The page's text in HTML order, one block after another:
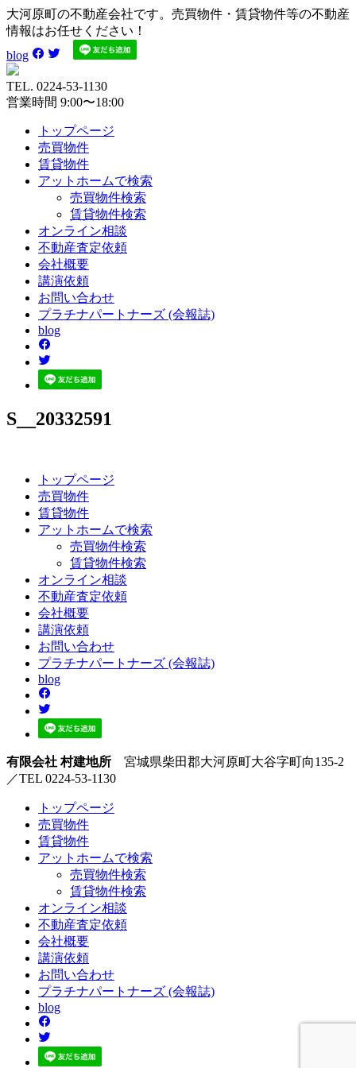
大河原町の不動産会社です。売買物件・賃貸物件等の不動産
情報はお任せください！
blog
TEL. 0224-53-1130
営業時間 9:00〜18:00
トップページ
売買物件
賃貸物件
アットホームで検索
売買物件検索
賃貸物件検索
オンライン相談
不動産査定依頼
会社概要
講演依頼
お問い合わせ
プラチナパートナーズ (会報誌)
blog
S__20332591
トップページ
売買物件
賃貸物件
アットホームで検索
売買物件検索
賃貸物件検索
オンライン相談
不動産査定依頼
会社概要
講演依頼
お問い合わせ
プラチナパートナーズ (会報誌)
blog
有限会社 村建地所 宮城県柴田郡大河原町大谷字町向135-2
／TEL 0224-53-1130
トップページ
売買物件
賃貸物件
アットホームで検索
売買物件検索
賃貸物件検索
オンライン相談
不動産査定依頼
会社概要
講演依頼
お問い合わせ
プラチナパートナーズ (会報誌)
blog